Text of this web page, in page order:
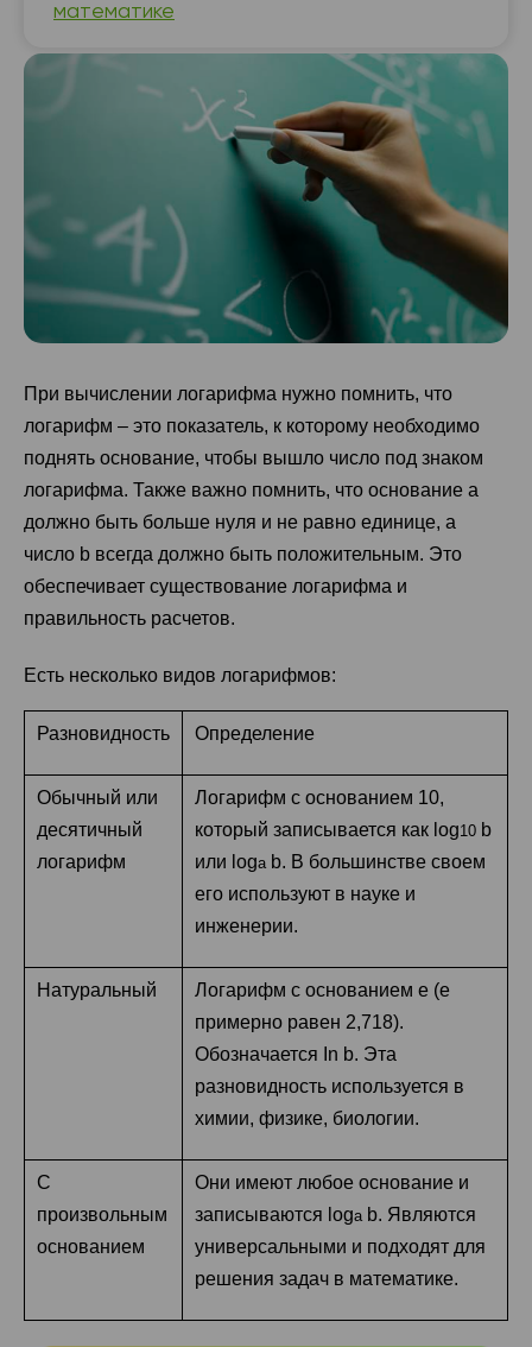
математике
При вычислении логарифма нужно помнить, что
логарифм – это показатель, к которому необходимо
поднять основание, чтобы вышло число под знаком
логарифма. Также важно помнить, что основание a
должно быть больше нуля и не равно единице, а
число b всегда должно быть положительным. Это
обеспечивает существование логарифма и
правильность расчетов.
Есть несколько видов логарифмов:
Разновидность Определение
Обычный или
десятичный
логарифм
Логарифм с основанием 10,
который записывается как log10 b
или loga b. В большинстве своем
его используют в науке и
инженерии.
Натуральный
Логарифм с основанием e (е
примерно равен 2,718).
Обозначается In b. Эта
разновидность используется в
химии, физике, биологии.
С
произвольным
основанием
Они имеют любое основание и
записываются loga b. Являются
универсальными и подходят для
решения задач в математике.